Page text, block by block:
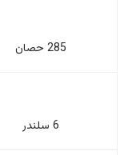
285 حصان
6 سلندر